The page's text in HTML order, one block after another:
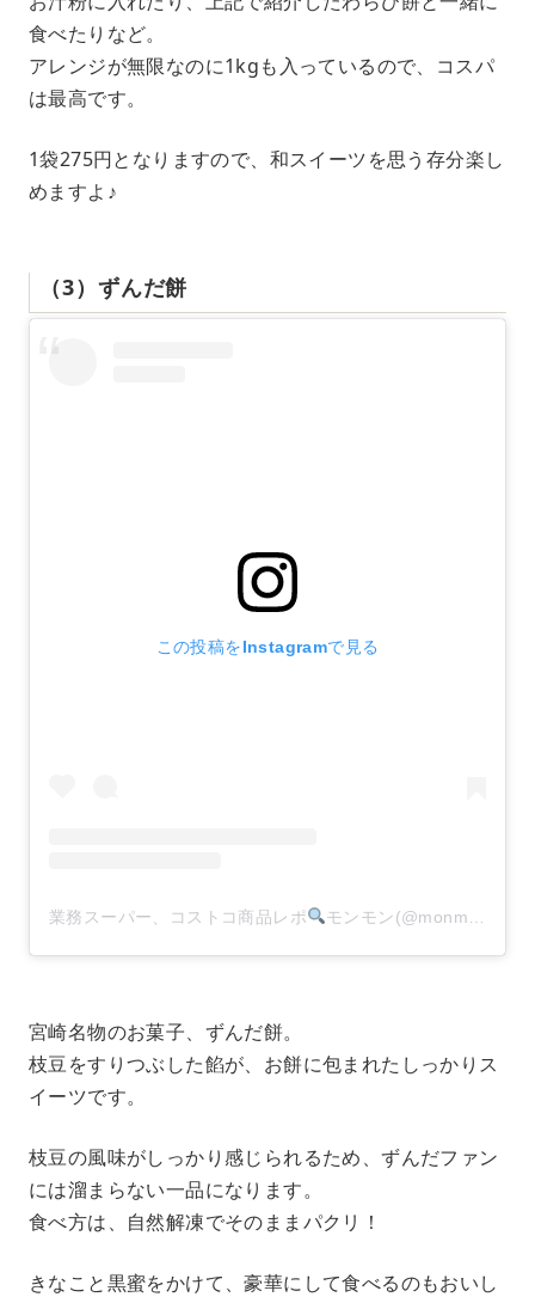
食べたりなど。
アレンジが無限なのに1kgも入っているので、コスパ
は最高です。
1袋275円となりますので、和スイーツを思う存分楽し
めますよ♪
（3）ずんだ餅
この投稿をInstagramで見る
業務スーパー、コストコ商品レポ モンモン(@monmon.121)がシェアした投稿
宮崎名物のお菓子、ずんだ餅。
枝豆をすりつぶした餡が、お餅に包まれたしっかりス
イーツです。
枝豆の風味がしっかり感じられるため、ずんだファン
には溜まらない一品になります。
食べ方は、自然解凍でそのままパクリ！
きなこと黒蜜をかけて、豪華にして食べるのもおいし